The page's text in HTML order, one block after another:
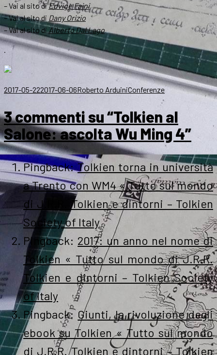
– Vai al sito diEdvige Faini
– Vai al sito di Dany Orizio
– Vai al sito diAlberto Dal Lago
.
Scritto
2017-05-222017-06-06Autore
Roberto ArduiniCategorie
Conferenze
3 commenti su “Tolkien al
Salone: ascolta Wu Ming 4”
Pingback:Tolkien torna in università
a Trento con WM4 « Tutto sul mondo
di J.R.R. Tolkien e dintorni – Tolkien
Society of Italy
Pingback: 2017: un anno nel nome di
Tolkien « Tutto sul mondo di J.R.R.
Tolkien e dintorni – Tolkien Society
of Italy
Pingback: Giunti, la rivoluzione degli
ebook su Tolkien « Tutto sul mondo
di J.R.R. Tolkien e dintorni – Tolkien